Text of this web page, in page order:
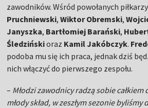
zawodników. Wśród powołanych
Pruchniewski,Wiktor Obremski,
Janyszka, Bartłomiej Barański,
Śledzińskioraz Kamil Jakóbczyk.
podoba mu się ich praca, jednak dziś
nich włączyć do pierwszego zespołu.
– Młodzi zawodnicy radzą sobie całkiem
młody skład, w zeszłym sezonie byliśmy